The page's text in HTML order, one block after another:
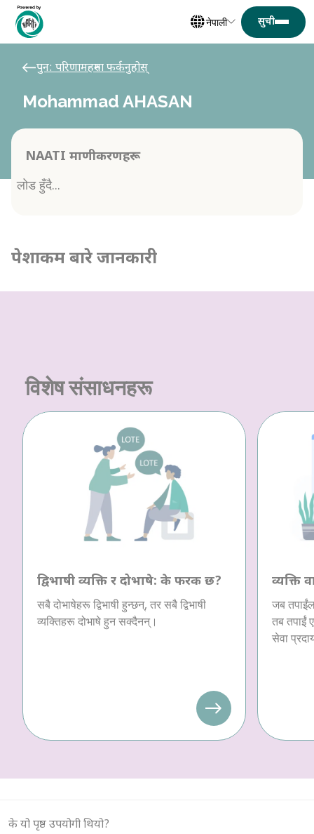
नेपाली
पुन: परिणामहरुमा फर्कनुहोस्
Mohammad AHASAN
NAATI प्रमाणीकरणहरू
लोड हुँदै...
पेशाकर्मी बारे जानकारी
विशेष संसाधनहरू
द्विभाषी व्यक्ति र दोभाषे: के फरक छ?
सबै दोभाषेहरू द्विभाषी हुन्छन्, तर सबै द्विभाषी
व्यक्तिहरू दोभाषे हुन सक्दैनन्।
व्यक्ति
जब
तब तपाईं
सेवा
के यो पृष्ठ उपयोगी थियो?